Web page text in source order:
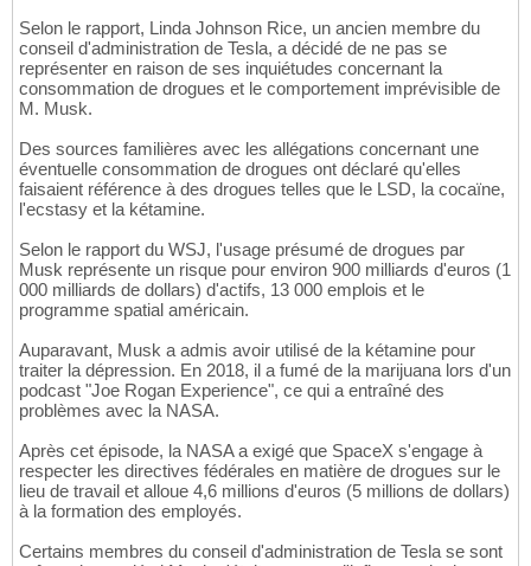
Selon le rapport, Linda Johnson Rice, un ancien membre du
conseil d'administration de Tesla, a décidé de ne pas se
représenter en raison de ses inquiétudes concernant la
consommation de drogues et le comportement imprévisible de
M. Musk.
Des sources familières avec les allégations concernant une
éventuelle consommation de drogues ont déclaré qu'elles
faisaient référence à des drogues telles que le LSD, la cocaïne,
l'ecstasy et la kétamine.
Selon le rapport du WSJ, l'usage présumé de drogues par
Musk représente un risque pour environ 900 milliards d'euros (1
000 milliards de dollars) d'actifs, 13 000 emplois et le
programme spatial américain.
Auparavant, Musk a admis avoir utilisé de la kétamine pour
traiter la dépression. En 2018, il a fumé de la marijuana lors d'un
podcast "Joe Rogan Experience", ce qui a entraîné des
problèmes avec la NASA.
Après cet épisode, la NASA a exigé que SpaceX s'engage à
respecter les directives fédérales en matière de drogues sur le
lieu de travail et alloue 4,6 millions d'euros (5 millions de dollars)
à la formation des employés.
Certains membres du conseil d'administration de Tesla se sont